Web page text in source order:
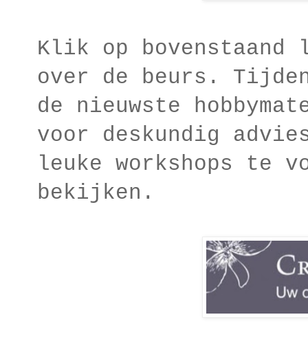
Klik op bovenstaand
over de beurs.
de nieuwste
voor deskundig
leuke workshops te
bekijken.